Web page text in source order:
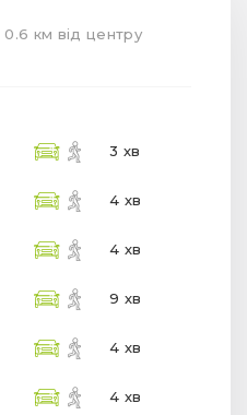
0.6 км від центру
3 хв
4 хв
4 хв
9 хв
4 хв
4 хв